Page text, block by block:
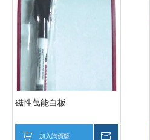
磁性萬能白板
加入詢價籃